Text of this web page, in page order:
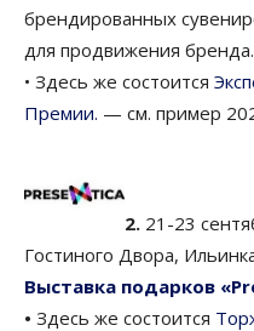
брендированных
для продвижения бренда.
• Здесь же состоится
Премии. — см. пример
2. 21-23
Гостиного Двора,
Выставка подарков
• Здесь же состоится